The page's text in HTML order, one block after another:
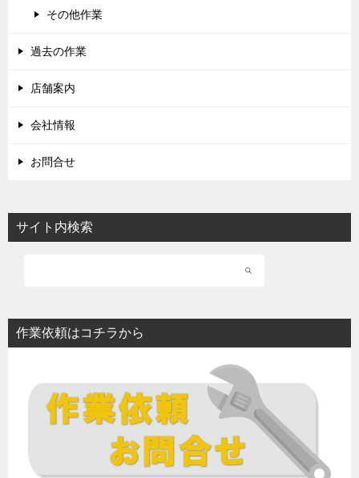
その他作業
過去の作業
店舗案内
会社情報
お問合せ
サイト内検索
作業依頼はコチラから